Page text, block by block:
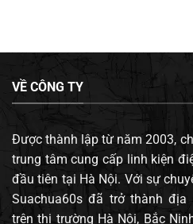
VỀ CÔNG TY
Được thành lập từ năm 2003,
trung tâm cung cấp linh kiện
đầu tiên tại Hà Nội. Với sự
Suachua60s đã trở thành
trên thị trường Hà Nội, Bắc